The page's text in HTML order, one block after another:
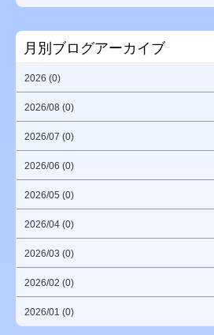
月別ブログアーカイブ
2026 (0)
2026/08 (0)
2026/07 (0)
2026/06 (0)
2026/05 (0)
2026/04 (0)
2026/03 (0)
2026/02 (0)
2026/01 (0)